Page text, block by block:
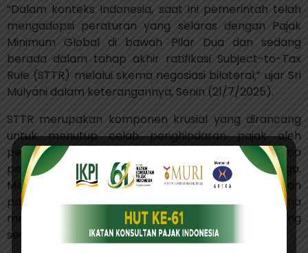
“Dalam konteks Indonesia, saat ini pemerintah telah
mengadopsi peraturan yang selaras dengan Pajak
Minimum Global di bawah Pilar Dua dan sedang
berada dalam tahap akhir ratifikasi Subject-to-Tax
Rule (STTR) melalui skema negosiasi bilateral,” ujar Sri
Mulyani dalam keterangannya, Senin (21/7/2025).
STTR merupakan komponen krusial yang dirancang
untuk menutup celah penghindaran pajak oleh
perusahaan multinasional, khususnya melalui skema
pembayaran lintas negara seperti royalti dan bunga.
Melalui STTR, negara sumber dapat mengenakan
pajak minimum atas pembayaran keluar negeri, guna
memastikan kontribusi pajak tetap berlangsung
secara adil.